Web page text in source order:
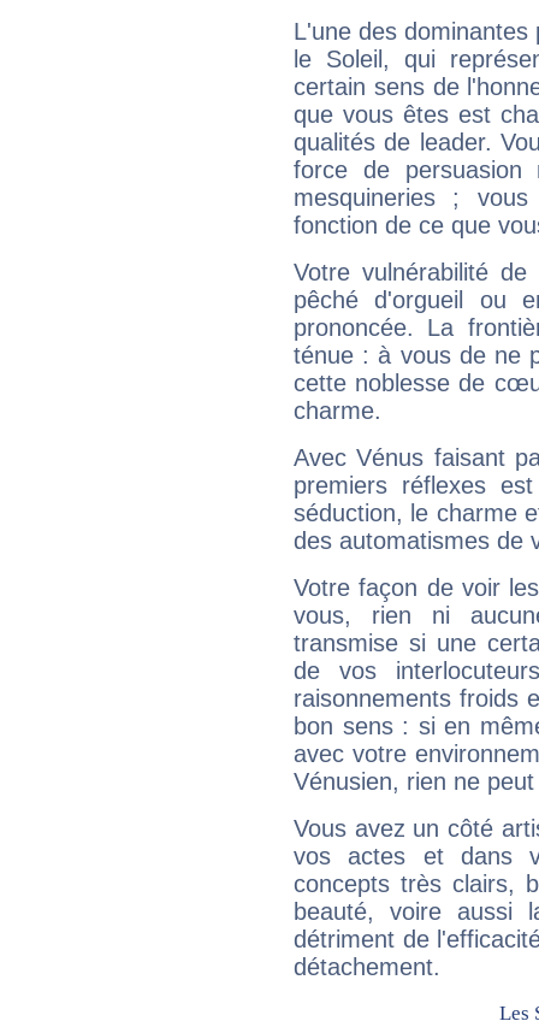
L'une des
le Soleil, qui
certain sens de
que vous êtes est
qualités de leader.
force de
mesquineries ;
fonction de ce que
Votre vulnérabilité
pêché d'orgueil ou
prononcée. La
ténue : à vous de ne
cette noblesse de
charme.
Avec Vénus faisant
premiers réflexes
séduction, le charme
des automatismes de
Votre façon de voir
vous, rien ni
transmise si une
de vos
raisonnements froids
bon sens : si en
avec votre
Vénusien, rien ne
Vous avez un côté
vos actes et dans
concepts très clairs,
beauté, voire aussi
détriment de
détachement.